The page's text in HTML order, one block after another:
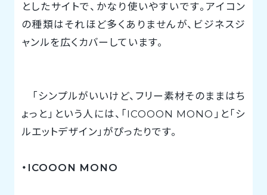
としたサイトで、かなり使いやすいです。アイコン
の種類はそれほど多くありませんが、ビジネスジ
ャンルを広くカバーしています。
「シンプルがいいけど、フリー素材そのままはち
ょっと」という人には、「ICOOON MONO」と「シ
ルエットデザイン」がぴったりです。
・ICOOON MONO